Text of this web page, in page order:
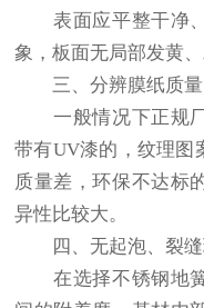
表面应平整干净、
象，板面无局部发黄
三、分辨膜纸质量
一般情况下正规厂
带有UV漆的，纹理图
质量差，环保不达标
异性比较大。
四、无起泡、裂缝
在选择不锈钢地簧